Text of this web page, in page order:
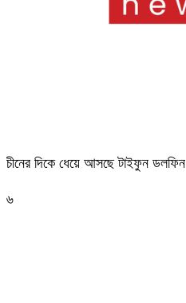
চীনের দিকে ধেয়ে আসছে টাইফুন ডলফিন
৬